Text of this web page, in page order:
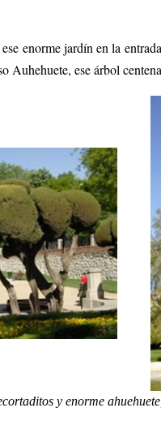
enorme jardín en la
Auhehuete, ese árbol
y enorme